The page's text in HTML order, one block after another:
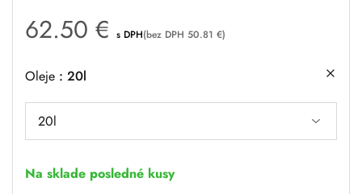
62.50 € s DPH(bez DPH 50.81 €)
Oleje 20l
Na sklade posledné kusy